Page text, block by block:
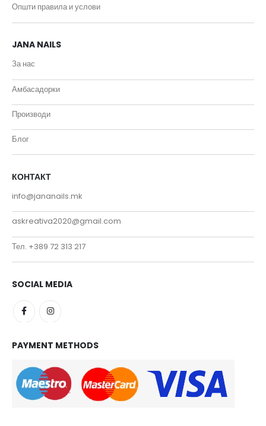
Општи правила и услови
JANA NAILS
За нас
Амбасадорки
Производи
Блог
КОНТАКТ
info@jananails.mk
askreativa2020@gmail.com
Тел. +389 72 313 217
SOCIAL MEDIA
PAYMENT METHODS